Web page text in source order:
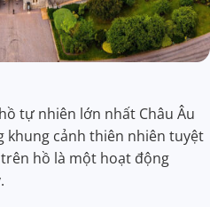
tự nhiên lớn nhất Châu Âu
khung cảnh thiên nhiên tuyệt
hồ là một hoạt động